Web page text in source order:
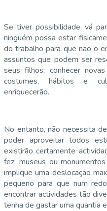
Se tiver possibilidade, vá
ninguém possa estar
do trabalho para que não o
assuntos que podem ser
seus filhos, conhecer
costumes, hábitos e
enriquecerão.
No entanto, não necessita
poder aproveitar todos
existirão certamente
fez, museus ou
implique uma deslocação
pequeno para que num
encontrar actividades tão
tenha de gastar uma quantia